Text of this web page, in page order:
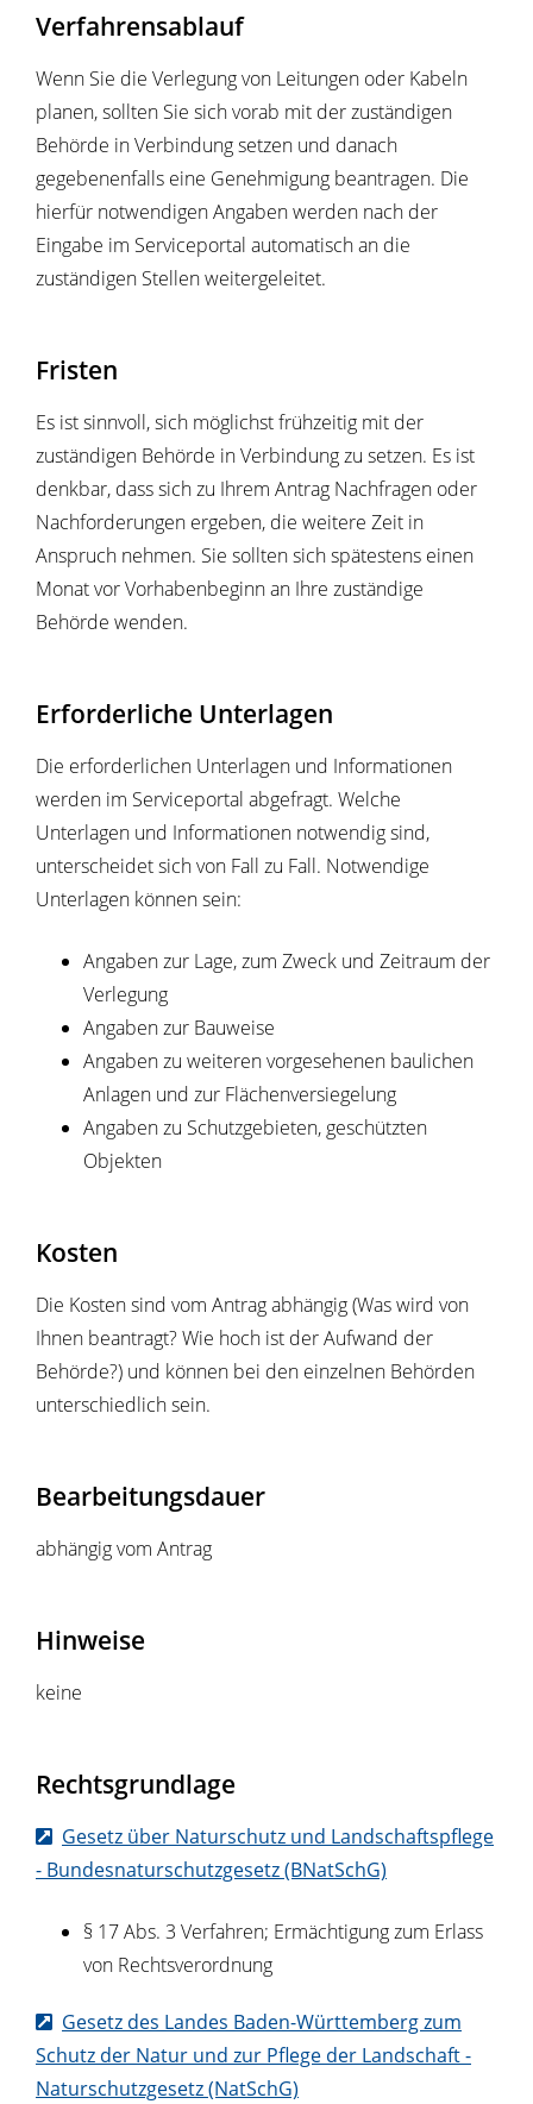
Verfahrensablauf
Wenn Sie die Verlegung von Leitungen oder Kabeln
planen, sollten Sie sich vorab mit der zuständigen
Behörde in Verbindung setzen und danach
gegebenenfalls eine Genehmigung beantragen. Die
hierfür notwendigen Angaben werden nach der
Eingabe im Serviceportal automatisch an die
zuständigen Stellen weitergeleitet.
Fristen
Es ist sinnvoll, sich möglichst frühzeitig mit der
zuständigen Behörde in Verbindung zu setzen. Es ist
denkbar, dass sich zu Ihrem Antrag Nachfragen oder
Nachforderungen ergeben, die weitere Zeit in
Anspruch nehmen. Sie sollten sich spätestens einen
Monat vor Vorhabenbeginn an Ihre zuständige
Behörde wenden.
Erforderliche Unterlagen
Die erforderlichen Unterlagen und Informationen
werden im Serviceportal abgefragt. Welche
Unterlagen und Informationen notwendig sind,
unterscheidet sich von Fall zu Fall. Notwendige
Unterlagen können sein:
Angaben zur Lage, zum Zweck und Zeitraum der
Verlegung
Angaben zur Bauweise
Angaben zu weiteren vorgesehenen baulichen
Anlagen und zur Flächenversiegelung
Angaben zu Schutzgebieten, geschützten
Objekten
Kosten
Die Kosten sind vom Antrag abhängig (Was wird von
Ihnen beantragt? Wie hoch ist der Aufwand der
Behörde?) und können bei den einzelnen Behörden
unterschiedlich sein.
Bearbeitungsdauer
abhängig vom Antrag
Hinweise
keine
Rechtsgrundlage
Gesetz über Naturschutz und Landschaftspflege
- Bundesnaturschutzgesetz (BNatSchG)
§ 17 Abs. 3 Verfahren; Ermächtigung zum Erlass
von Rechtsverordnung
Gesetz des Landes Baden-Württemberg zum
Schutz der Natur und zur Pflege der Landschaft -
Naturschutzgesetz (NatSchG)